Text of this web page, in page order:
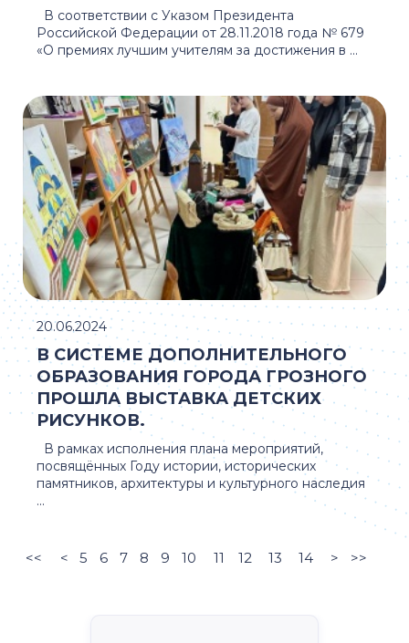
В соответствии с Указом Президента
Российской Федерации от 28.11.2018 года № 679
«О премиях лучшим учителям за достижения в ...
В рамках исполнения плана мероприятий,
посвящённых Году истории, исторических
памятников, архитектуры и культурного наследия
...
В СИСТЕМЕ ДОПОЛНИТЕЛЬНОГО
ОБРАЗОВАНИЯ ГОРОДА ГРОЗНОГО
ПРОШЛА ВЫСТАВКА ДЕТСКИХ
РИСУНКОВ.
20.06.2024
<< < 5 6 7 8 9 10 11 12 13 14 > >>